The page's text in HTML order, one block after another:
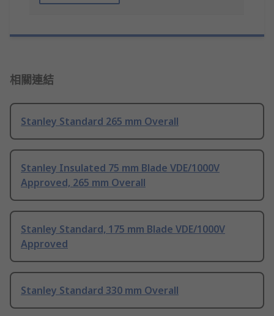
相關連結
Stanley Standard 265 mm Overall
Stanley Insulated 75 mm Blade VDE/1000V
Approved, 265 mm Overall
Stanley Standard, 175 mm Blade VDE/1000V
Approved
Stanley Standard 330 mm Overall